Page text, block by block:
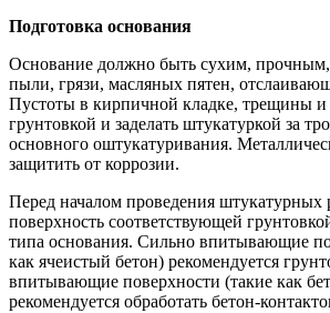
Подготовка основания
Основание должно быть сухим,
пыли, грязи, масляных пятен,
Пустоты в кирпичной кладке, трещины и
грунтовкой и заделать штукатуркой за
основного оштукатуривания.
защитить от коррозии.
Перед началом проведения штукатурных
поверхность соответствующей
типа основания. Сильно впитывающие
как ячеистый бетон) рекомендуется
впитывающие поверхности (такие как
рекомендуется обработать бетон-